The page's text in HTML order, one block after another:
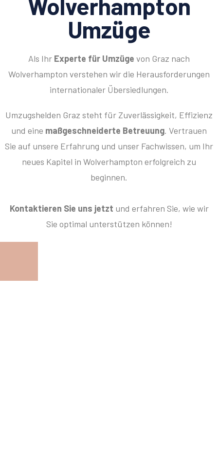
Wolverhampton
Umzüge
Als Ihr Experte für Umzüge von Graz nach
Wolverhampton verstehen wir die Herausforderungen
internationaler Übersiedlungen.
Umzugshelden Graz steht für Zuverlässigkeit, Effizienz
und eine maßgeschneiderte Betreuung. Vertrauen
Sie auf unsere Erfahrung und unser Fachwissen, um Ihr
neues Kapitel in Wolverhampton erfolgreich zu
beginnen.
Kontaktieren Sie uns jetzt und erfahren Sie, wie wir
Sie optimal unterstützen können!